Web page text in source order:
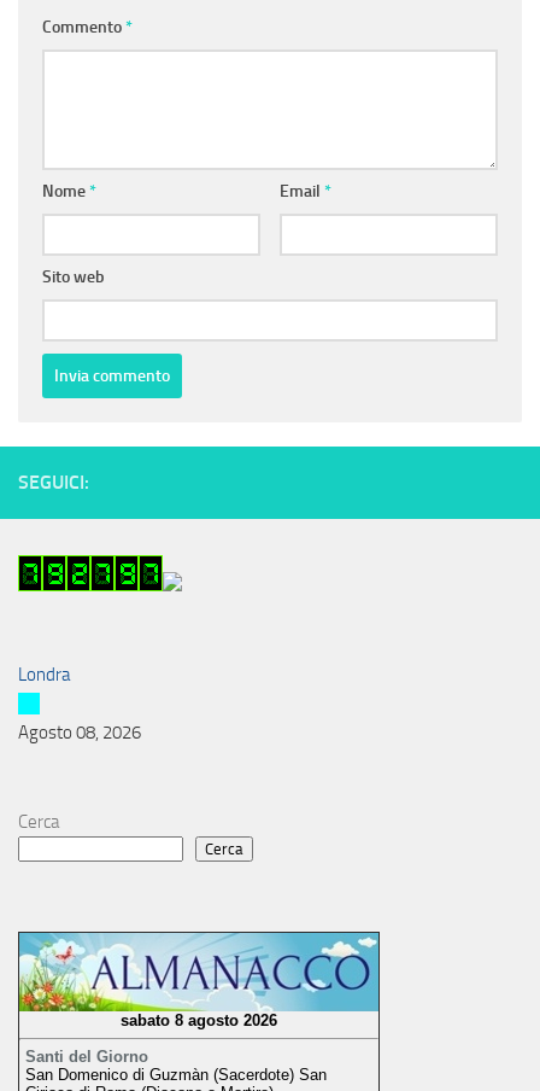
Commento*
Nome* Email *
Sito web
SEGUICI:
Londra
Agosto 08, 2026
Cerca
Cerca